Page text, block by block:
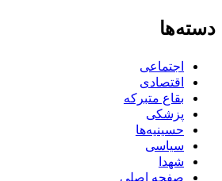
دسته‌ها
اجتماعی
اقتصادی
بقاع متبرکه
پزشکی
حسینیه‌ها
سیاسی
شهدا
صفحه اصلی